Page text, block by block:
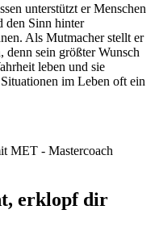
unterstützt er Menschen
den Sinn hinter
Als Mutmacher stellt er
denn sein größter Wunsch
leben und sie
im Leben oft ein
- Mastercoach
erklopf dir